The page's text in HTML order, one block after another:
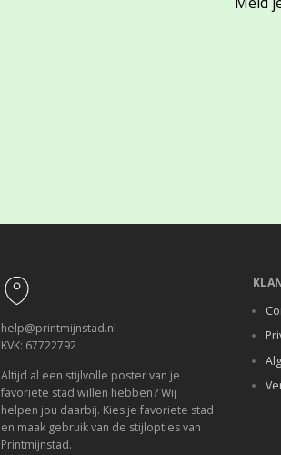
help@printmijnstad.nl
KVK: 67722792
Altijd al een stijlvolle poster van je
favoriete stad willen hebben? Wij
helpen jou daarbij. Kies je favoriete stad
en maak gebruik van de stijlopties van
Printmijnstad.